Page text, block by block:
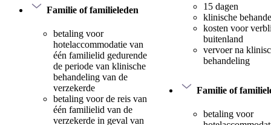
Familie of familieleden
betaling voor
hotelaccommodatie van
één familielid gedurende
de periode van klinische
behandeling van de
verzekerde
betaling voor de reis van
één familielid van de
verzekerde in geval van
15 dagen
klinische
kosten voor
buitenland
vervoer na
behandeling
Familie of
betaling voor